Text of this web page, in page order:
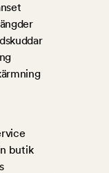
butik